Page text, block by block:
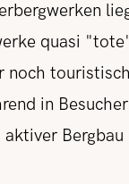
quasi
noch
in
aktiver